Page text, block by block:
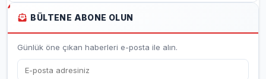
BÜLTENE ABONE OLUN
Günlük öne çıkan haberleri e-posta ile alın.